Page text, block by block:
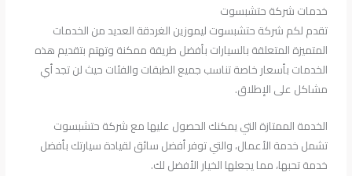
خدمات شركة حتشبسوت
تقدم لكم شركة حتشبسوت ليموزين الغردقة العديد من الخدمات
المتميزة المتعلقة بالسيارات بأفضل طريقة ممكنة وتهتم بتقديم هذه
الخدمات بأسعار خاصة تناسب جميع الطبقات والفئات حيث لن تجد أي
مشاكل على الإطلاق.
الخدمة الممتازة التي يمكنك الحصول عليها مع شركة حتشبسوت
تشمل خدمة الأعمال، والتي توفر أفضل سائق لقيادة سيارتك بأفضل
خدمة تحبها، مما يجعلها الخيار الأفضل لك.